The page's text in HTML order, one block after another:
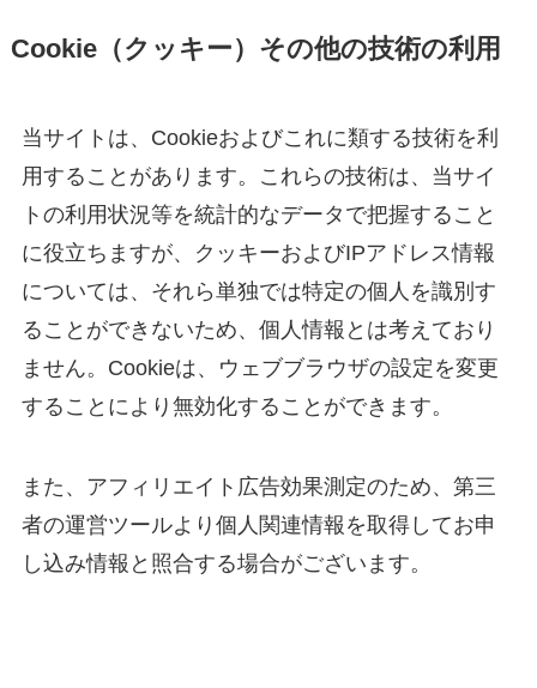
Cookie（クッキー）その他の技術の利用
当サイトは、Cookieおよびこれに類する技術を利
用することがあります。これらの技術は、当サイ
トの利用状況等を統計的なデータで把握すること
に役立ちますが、クッキーおよびIPアドレス情報
については、それら単独では特定の個人を識別す
ることができないため、個人情報とは考えており
ません。Cookieは、ウェブブラウザの設定を変更
することにより無効化することができます。
また、アフィリエイト広告効果測定のため、第三
者の運営ツールより個人関連情報を取得してお申
し込み情報と照合する場合がございます。